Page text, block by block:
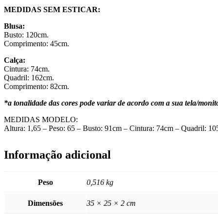
MEDIDAS SEM ESTICAR:
Blusa:
Busto: 120cm.
Comprimento: 45cm.
Calça:
Cintura: 74cm.
Quadril: 162cm.
Comprimento: 82cm.
*a tonalidade das cores pode variar de acordo com a sua tela/
MEDIDAS MODELO:
Altura: 1,65 – Peso: 65 – Busto: 91cm – Cintura: 74cm – Quadril:
Informação adicional
Peso 0,516 kg
Dimensões 35 × 25 × 2 cm